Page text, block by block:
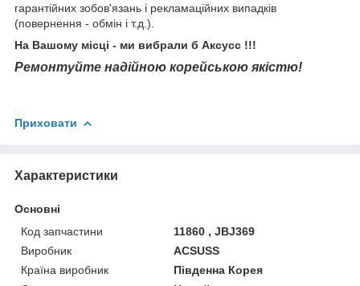
гарантійних зобов'язань і рекламаційних випадків
(повернення - обмін і т.д.).
На Вашому місці - ми вибрали б Aксусс !!!
Ремонтуйте надійною корейською якістю!
Приховати
Характеристики
Основні
Код запчастини
11860 , JBJ369
Виробник
ACSUSS
Країна виробник
Південна Корея